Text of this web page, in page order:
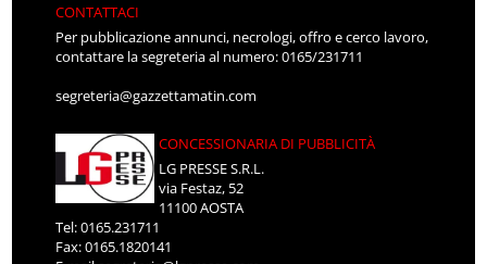
CONTATTACI
Per pubblicazione annunci, necrologi, offro e cerco lavoro,
contattare la segreteria al numero: 0165/231711
segreteria@gazzettamatin.com
CONCESSIONARIA DI PUBBLICITÀ
LG PRESSE S.R.L.
via Festaz, 52
11100 AOSTA
Tel: 0165.231711
Fax: 0165.1820141